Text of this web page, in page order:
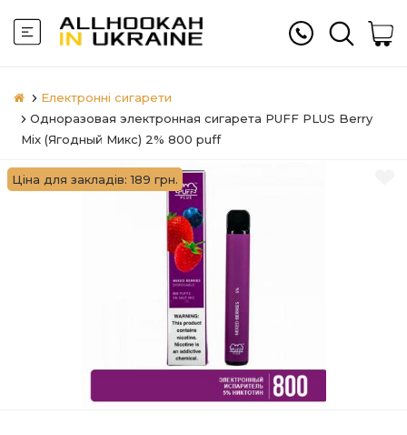
Електронні сигарети
Одноразовая электронная сигарета PUFF PLUS Berry
Mix (Ягодный Микс) 2% 800 puff
Ціна для закладів: 189 грн.